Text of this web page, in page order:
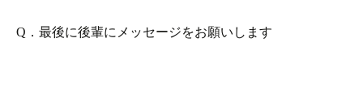
Q．最後に後輩にメッセージをお願いします